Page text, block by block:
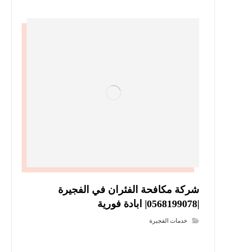
شركة مكافحة الفئران في الفجيرة
|0568199078| ابادة فورية
خدمات الفجيرة